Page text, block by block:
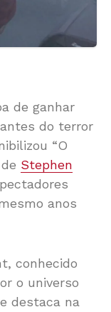
de ganhar
do terror
“O
Stephen
anos
conhecido
o universo
destaca na